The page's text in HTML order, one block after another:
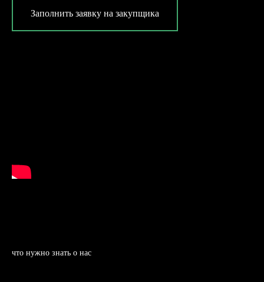
Заполнить заявку на закупщика
что нужно знать о нас